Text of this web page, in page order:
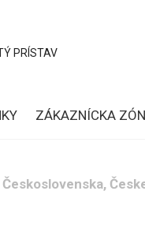
ZÁKAZNÍCKA